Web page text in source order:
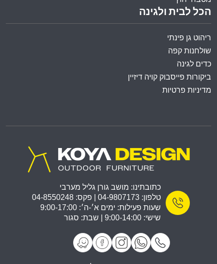
הכל לבית ולגינה
ריהוט גן פינתי
שולחנות קפה
כדים לגינה
ביקורות פייסבוק קויה דיזיין
מדיניות פרטיות
כתובתינו: מושב גורן גליל מערבי
טלפון: 04-9807173 | פקס: 04-8550248
שעות פעילות: ימים א׳-ה׳: 9:00-17:00
שישי: 9:00-14:00 | שבת: סגור